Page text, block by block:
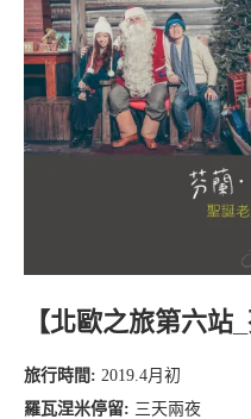
【北歐之旅第六站
旅行時間: 2019.4月初
羅瓦涅米停留: 三天兩夜